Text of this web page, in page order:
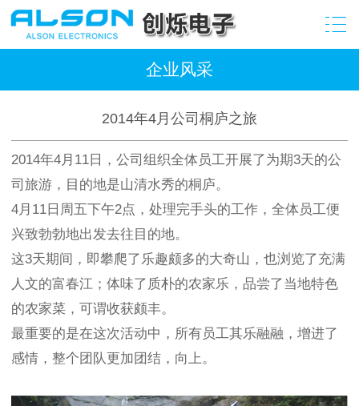
企业风采
2014年4月公司桐庐之旅
2014年4月11日，公司组织全体员工开展了为期3天的公
司旅游，目的地是山清水秀的桐庐。
4月11日周五下午2点，处理完手头的工作，全体员工便
兴致勃勃地出发去往目的地。
这3天期间，即攀爬了乐趣颇多的大奇山，也浏览了充满
人文的富春江；体味了质朴的农家乐，品尝了当地特色
的农家菜，可谓收获颇丰。
最重要的是在这次活动中，所有员工其乐融融，增进了
感情，整个团队更加团结，向上。